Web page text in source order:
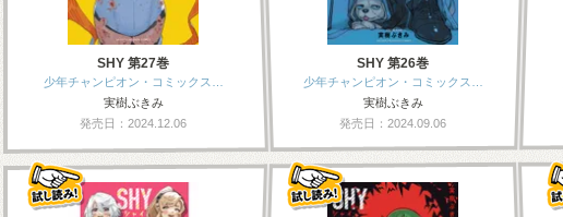
SHY 第27巻
少年チャンピオン・コミックス…
実樹ぶきみ
発売日：2024.12.06
SHY 第26巻
少年チャンピオン・コミックス…
実樹ぶきみ
発売日：2024.09.06